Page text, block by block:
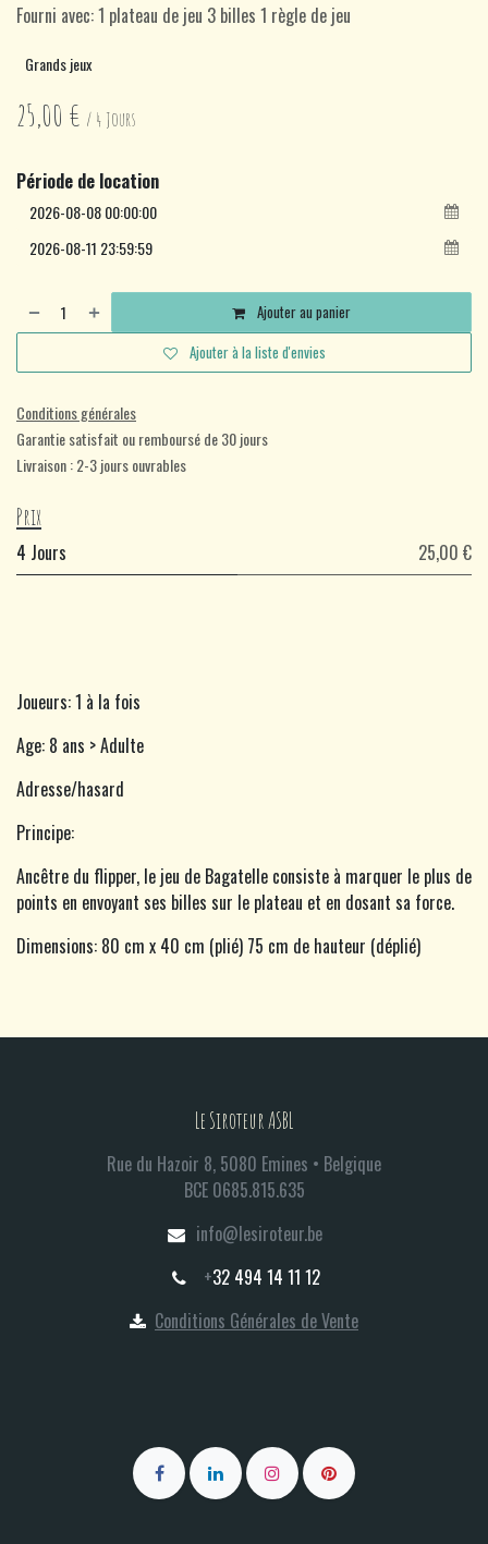
Fourni avec: 1 plateau de jeu 3 billes 1 règle de jeu
Grands jeux
25,00 € / 4 Jours
Période de location
Ajouter au panier
Ajouter à la liste d'envies
Conditions générales
Garantie satisfait ou remboursé de 30 jours
Livraison : 2-3 jours ouvrables
Prix
4 Jours 25,00 €
Joueurs: 1 à la fois
Age: 8 ans > Adulte
Adresse/hasard
Principe:
Ancêtre du flipper, le jeu de Bagatelle consiste à marquer le plus de
points en envoyant ses billes sur le plateau et en dosant sa force.
Dimensions: 80 cm x 40 cm (plié) 75 cm de hauteur (déplié)
Le Siroteur ASBL
Rue du Hazoir 8, 5080 Emines • Belgique
BCE 0685.815.635​
info@lesiroteur.be​
+32 494 14 11 12
Conditions Générales de Vente